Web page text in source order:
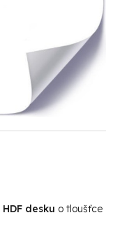
HDF desku o tloušťce